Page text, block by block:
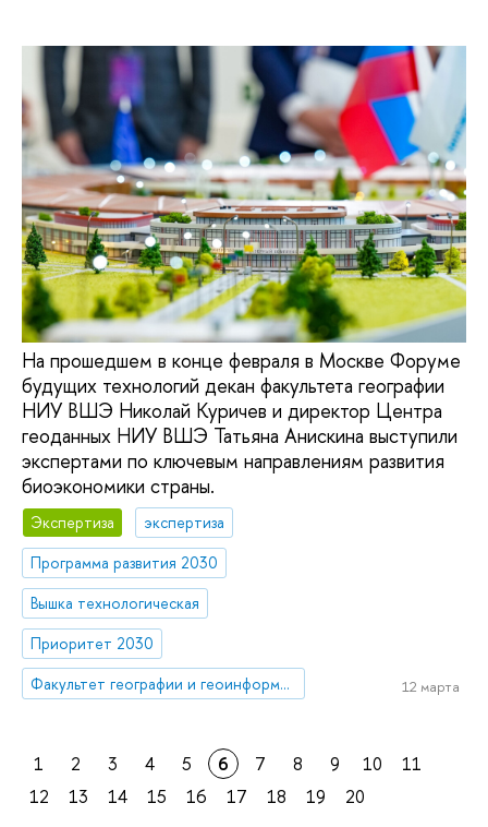
На прошедшем в конце февраля в Москве Форуме
будущих технологий декан факультета географии
НИУ ВШЭ Николай Куричев и директор Центра
геоданных НИУ ВШЭ Татьяна Анискина выступили
экспертами по ключевым направлениям развития
биоэкономики страны.
Экспертиза
экспертиза
Программа развития 2030
Вышка технологическая
Приоритет 2030
Факультет географии и геоинформационных технологий
12 марта
1 2 3 4 5 6 7 8 9 10
11
12
13 14 15 16 17 18 19 20